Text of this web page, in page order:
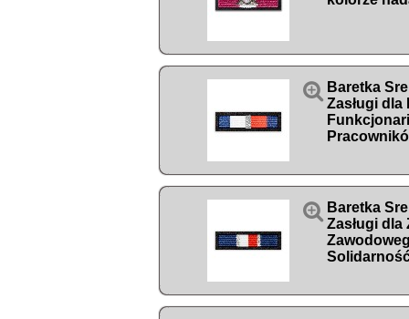
 Baretka
Zasługi
 Baretka
Zasługi dla